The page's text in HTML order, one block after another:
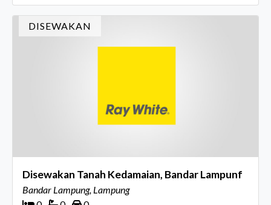
DISEWAKAN
Disewakan Tanah Kedamaian, Bandar Lampunf
Bandar Lampung, Lampung